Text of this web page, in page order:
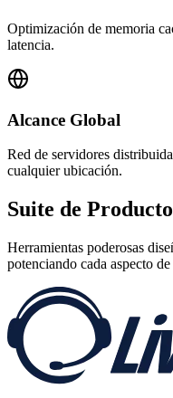
Optimización de memoria
latencia.
Alcance Global
Red de servidores
cualquier ubicación.
Suite de
Herramientas poderosas
potenciando cada aspecto